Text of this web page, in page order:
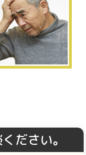
ださい。